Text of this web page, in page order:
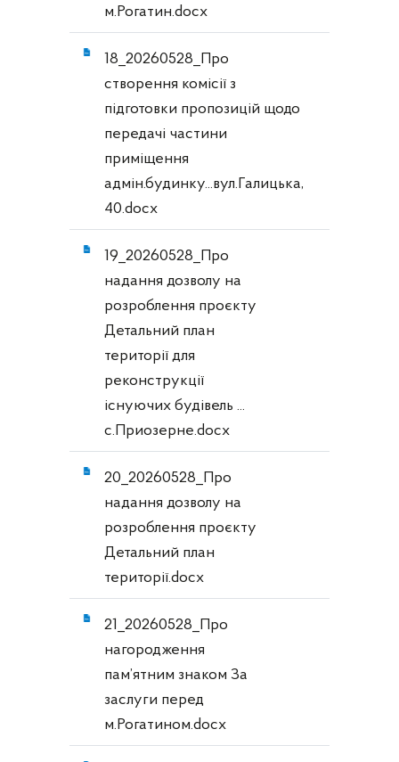
м.Рогатин.docx
18_20260528_Про
створення комісії з
підготовки пропозицій щодо
передачі частини
приміщення
адмін.будинку...вул.Галицька,
40.docx
19_20260528_Про
надання дозволу на
розроблення проєкту
Детальний план
території для
реконструкції
існуючих будівель ...
с.Приозерне.docx
20_20260528_Про
надання дозволу на
розроблення проєкту
Детальний план
території.docx
21_20260528_Про
нагородження
пам’ятним знаком За
заслуги перед
м.Рогатином.docx